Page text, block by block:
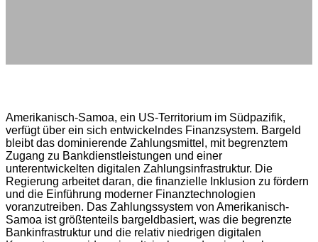
Amerikanisch-Samoa, ein US-Territorium im Südpazifik,
verfügt über ein sich entwickelndes Finanzsystem. Bargeld
bleibt das dominierende Zahlungsmittel, mit begrenztem
Zugang zu Bankdienstleistungen und einer
unterentwickelten digitalen Zahlungsinfrastruktur. Die
Regierung arbeitet daran, die finanzielle Inklusion zu fördern
und die Einführung moderner Finanztechnologien
voranzutreiben. Das Zahlungssystem von Amerikanisch-
Samoa ist größtenteils bargeldbasiert, was die begrenzte
Bankinfrastruktur und die relativ niedrigen digitalen